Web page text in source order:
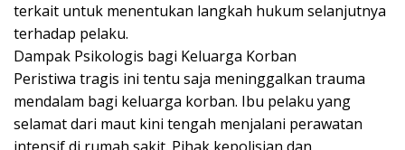
terkait untuk menentukan langkah hukum selanjutnya
terhadap pelaku.
Dampak Psikologis bagi Keluarga Korban
Peristiwa tragis ini tentu saja meninggalkan trauma
mendalam bagi keluarga korban. Ibu pelaku yang
selamat dari maut kini tengah menjalani perawatan